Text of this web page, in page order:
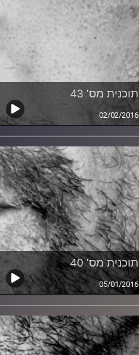
תוכנית מס' 43
02/02/2016
תוכנית מס' 40
05/01/2016